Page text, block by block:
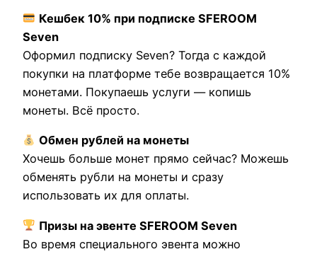
Кешбек 10% при подписке SFEROOM
Seven
Оформил подписку Seven? Тогда с каждой
покупки на платформе тебе возвращается 10%
монетами. Покупаешь услуги — копишь
монеты. Всё просто.
Обмен рублей на монеты
Хочешь больше монет прямо сейчас? Можешь
обменять рубли на монеты и сразу
использовать их для оплаты.
Призы на эвенте SFEROOM Seven
Во время специального эвента можно